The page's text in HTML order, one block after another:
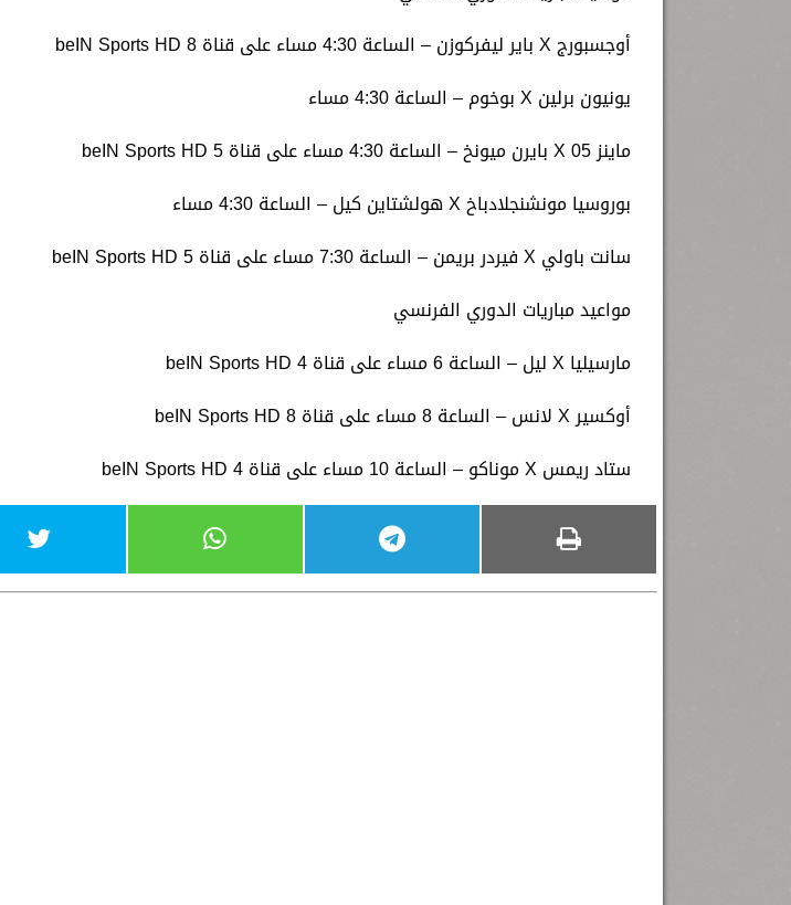
أوجسبورج X باير ليفركوزن – الساعة 4:30 مساء على قناة beIN Sports HD 8
يونيون برلين X بوخوم – الساعة 4:30 مساء
ماينز 05 X بايرن ميونخ – الساعة 4:30 مساء على قناة beIN Sports HD 5
بوروسيا مونشنجلادباخ X هولشتاين كيل – الساعة 4:30 مساء
سانت باولي X فيردر بريمن – الساعة 7:30 مساء على قناة beIN Sports HD 5
مواعيد مباريات الدوري الفرنسي
مارسيليا X ليل – الساعة 6 مساء على قناة beIN Sports HD 4
أوكسير X لانس – الساعة 8 مساء على قناة beIN Sports HD 8
ستاد ريمس X موناكو – الساعة 10 مساء على قناة beIN Sports HD 4